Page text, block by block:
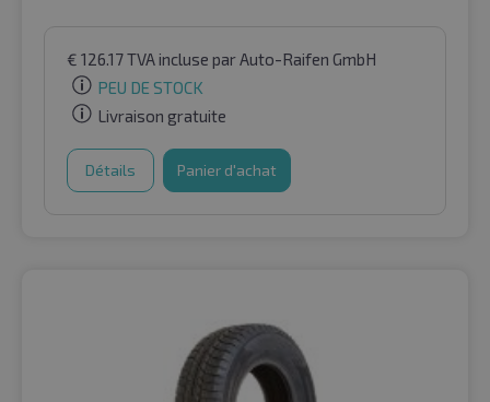
€ 126.17TVA incluse par Auto-Raifen GmbH
PEU DE STOCK
Livraison gratuite
Détails Panier d'achat